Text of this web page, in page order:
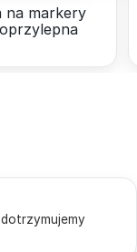
na markery
dotrzymujemy